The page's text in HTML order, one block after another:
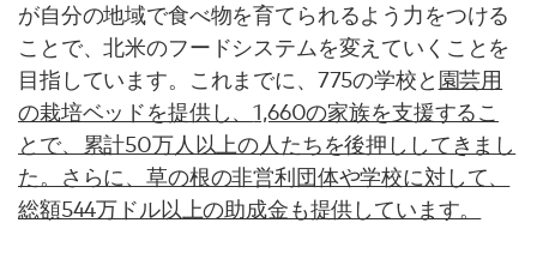
が自分の地域で食べ物を育てられるよう力をつける
ことで、北米のフードシステムを変えていくことを
目指しています。これまでに、775の学校と 園芸用
の栽培ベッドを提供し、1,660の家族を支援するこ
とで、累計50万人以上の人たちを後押ししてきまし
た。さらに、草の根の非営利団体や学校に対して、
総額544万ドル以上の助成金も提供しています。